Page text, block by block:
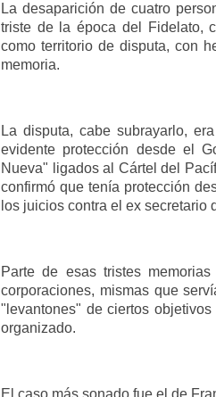
La desaparición de cuatro
triste de la época del Fidelato,
como territorio de disputa, con
memoria.
La disputa, cabe subrayarlo,
evidente protección desde el
Nueva" ligados al Cártel del
confirmó que tenía protección
los juicios contra el ex
Parte de esas tristes
corporaciones, mismas que
"levantones" de ciertos
organizado.
El caso más sonado fue el de